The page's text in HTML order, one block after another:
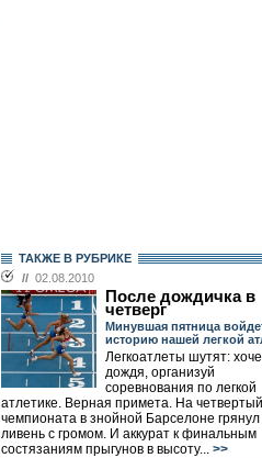
ТАКЖЕ В РУБРИКЕ
// 02.08.2010
После дождичка в
четверг
Минувшая пятница
историю нашей легкой
Легкоатлеты шутят:
дождя, организуй
соревнования по легкой
атлетике. Верная примета. На
чемпионата в знойной Барселоне грянул
ливень с громом. И аккурат к финальным
состязаниям прыгунов в высоту... >>